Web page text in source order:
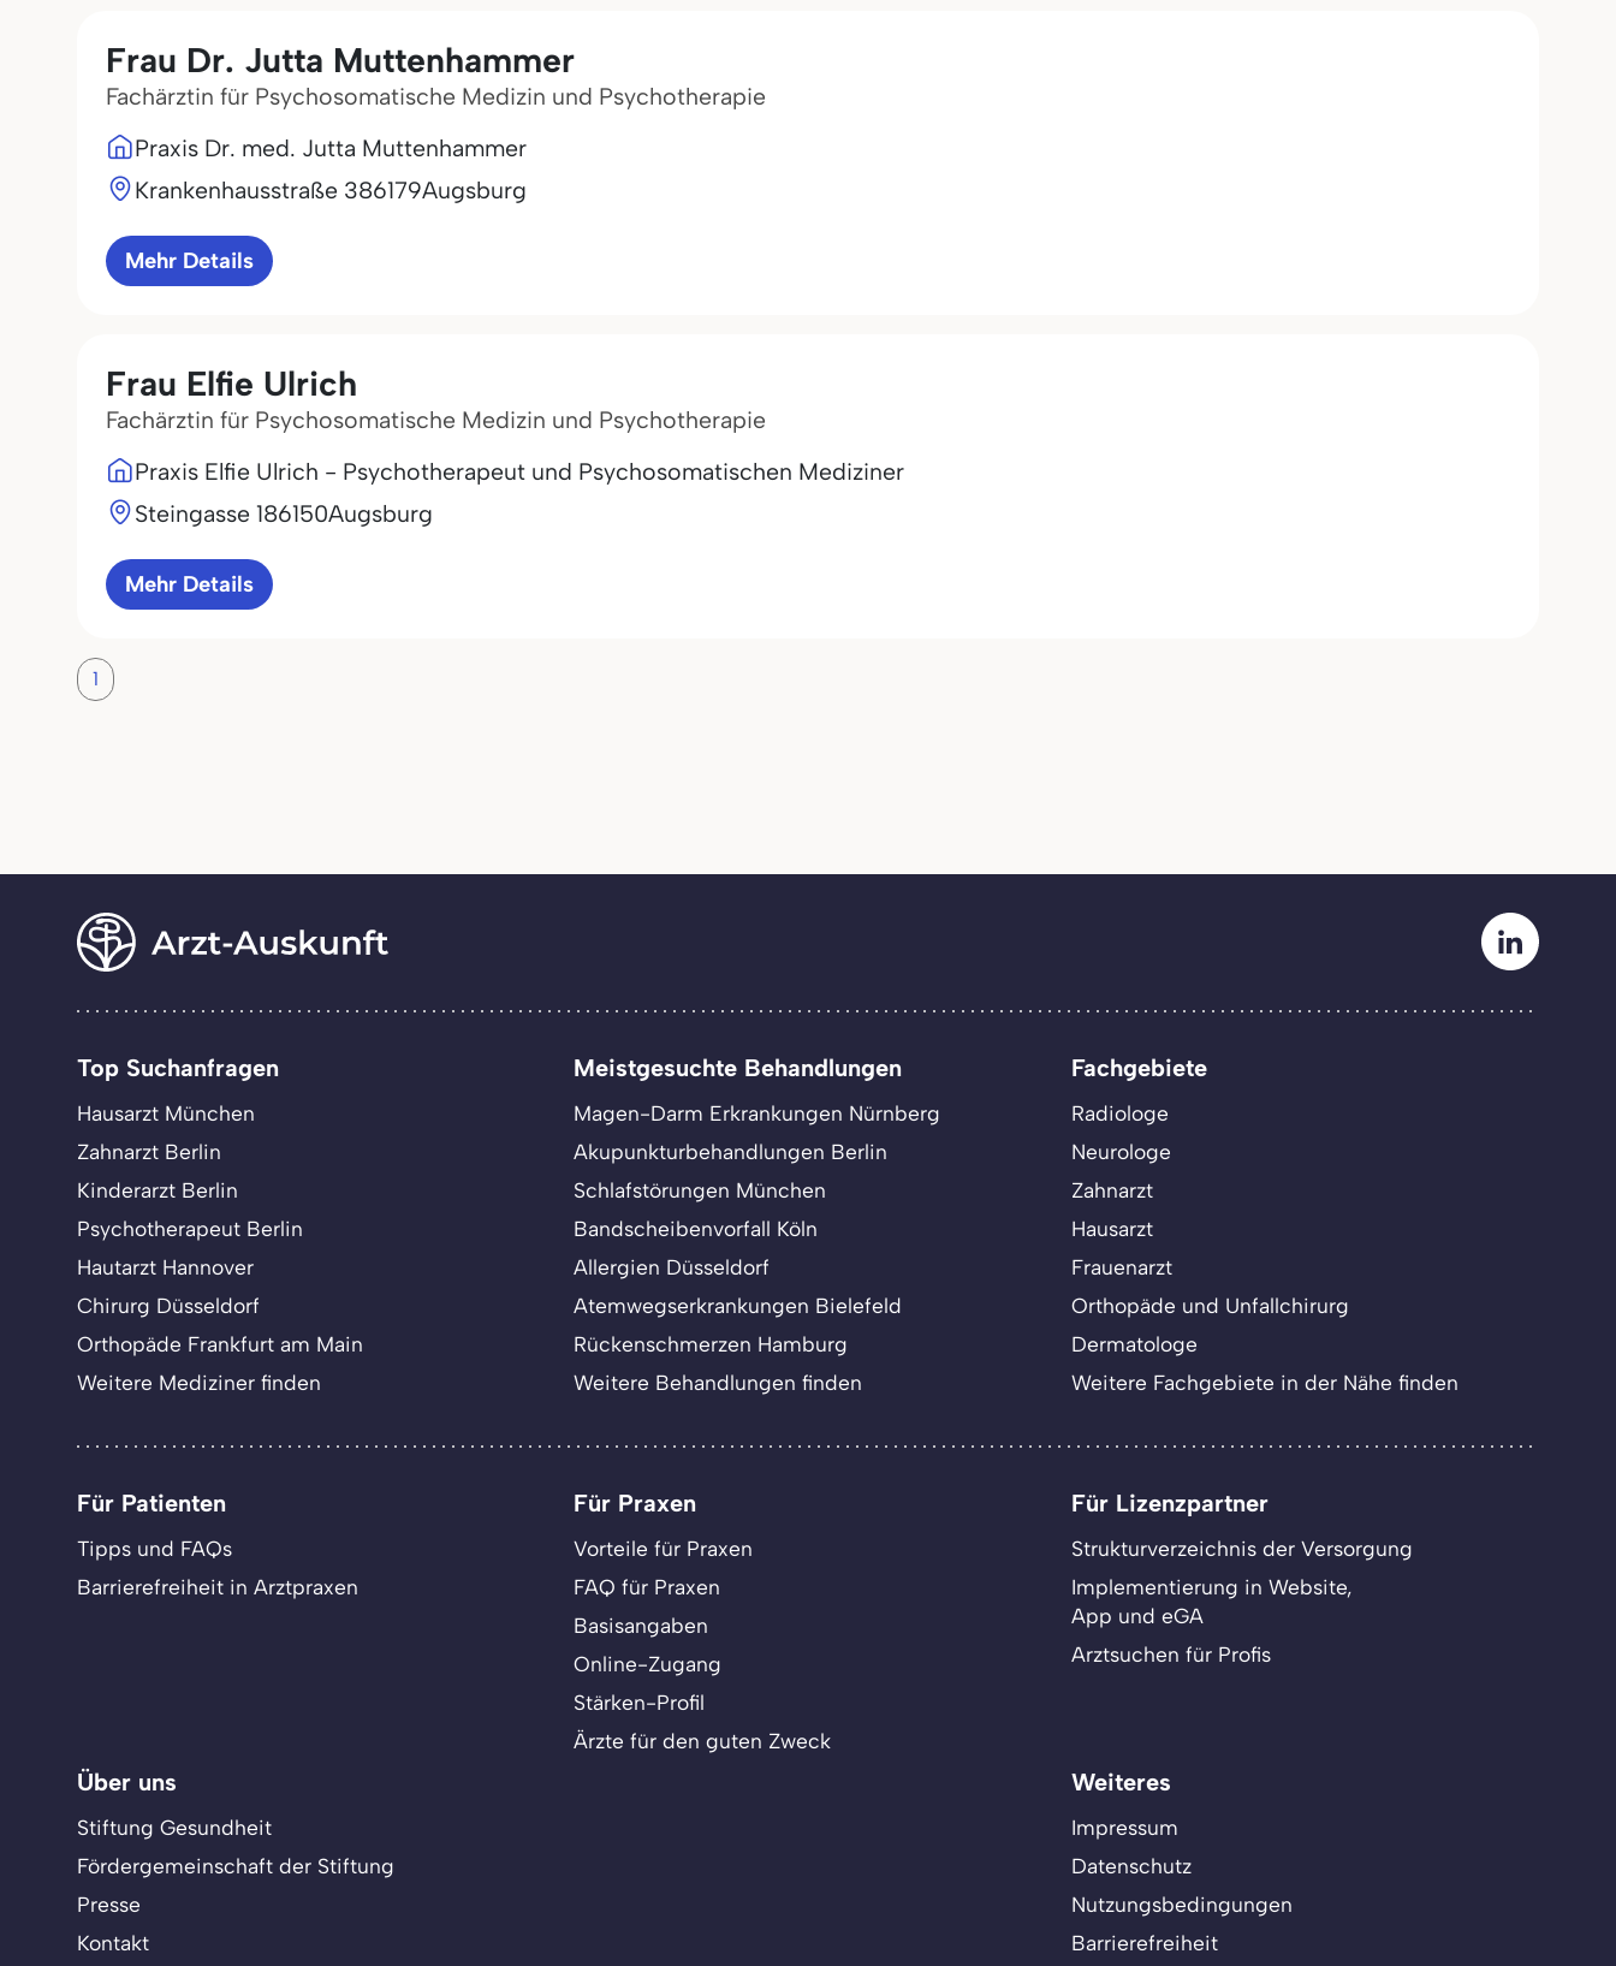
Frau Dr. Jutta Muttenhammer
Fachärztin für Psychosomatische Medizin und Psychotherapie
Praxis Dr. med. Jutta Muttenhammer
Krankenhausstraße 386179Augsburg
Mehr Details
Frau Elfie Ulrich
Fachärztin für Psychosomatische Medizin und Psychotherapie
Praxis Elfie Ulrich - Psychotherapeut und Psychosomatischen Mediziner
Steingasse 186150Augsburg
Mehr Details
1
Top Suchanfragen
Hausarzt München
Zahnarzt Berlin
Kinderarzt Berlin
Psychotherapeut Berlin
Hautarzt Hannover
Chirurg Düsseldorf
Orthopäde Frankfurt am Main
Weitere Mediziner finden
Meistgesuchte Behandlungen
Magen-Darm Erkrankungen Nürnberg
Akupunkturbehandlungen Berlin
Schlafstörungen München
Bandscheibenvorfall Köln
Allergien Düsseldorf
Atemwegserkrankungen Bielefeld
Rückenschmerzen Hamburg
Weitere Behandlungen finden
Fachgebiete
Radiologe
Neurologe
Zahnarzt
Hausarzt
Frauenarzt
Orthopäde und Unfallchirurg
Dermatologe
Weitere Fachgebiete in der Nähe finden
Für Patienten
Tipps und FAQs
Barrierefreiheit in Arztpraxen
Für Praxen
Vorteile für Praxen
FAQ für Praxen
Basisangaben
Online-Zugang
Stärken-Profil
Ärzte für den guten Zweck
Für Lizenzpartner
Strukturverzeichnis der Versorgung
Implementierung in Website,
App und eGA
Arztsuchen für Profis
Über uns
Stiftung Gesundheit
Fördergemeinschaft der Stiftung
Presse
Kontakt
Weiteres
Impressum
Datenschutz
Nutzungsbedingungen
Barrierefreiheit